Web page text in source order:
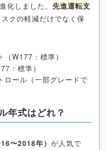
化しました。 先進運転支
クの軽減だけでなく保
W177：標準）
：標準）
ロール（一部グレードで
年式はどれ？
〜2018年） が人気で